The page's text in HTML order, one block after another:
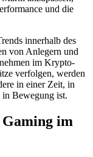
und die
innerhalb des
von Anlegern und
im Krypto-
verfolgen, werden
in einer Zeit, in
in Bewegung ist.
im